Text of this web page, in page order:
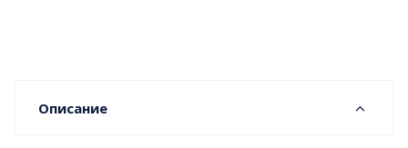
Описание